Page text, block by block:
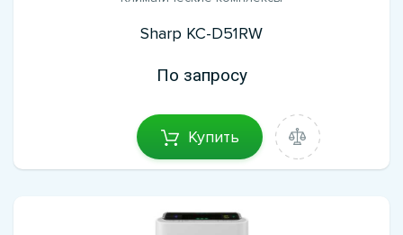
Sharp KC-D51RW
По запросу
Купить